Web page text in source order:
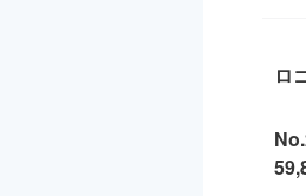
ロ